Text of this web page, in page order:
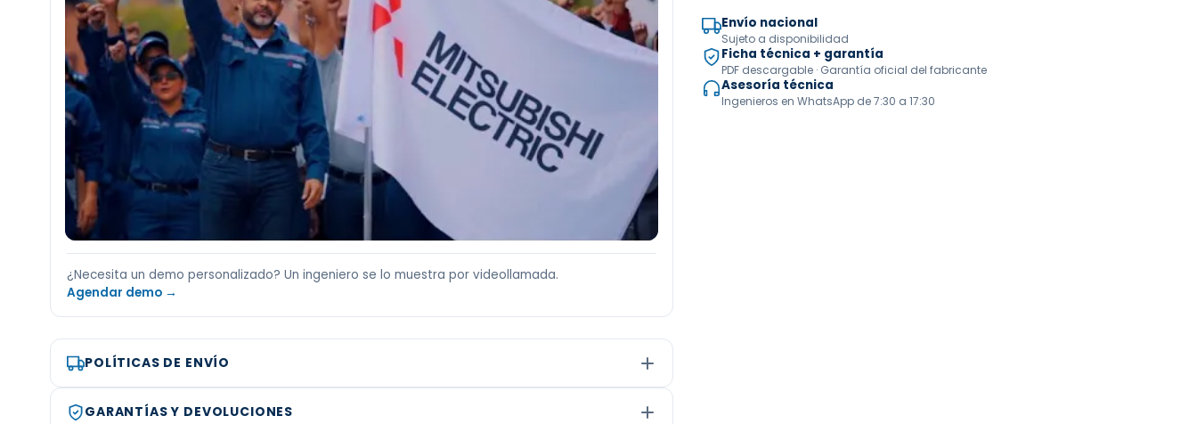
Envío nacional
Sujeto a disponibilidad
Ficha técnica + garantía
PDF descargable · Garantía oficial del fabricante
Asesoría técnica
Ingenieros en WhatsApp de 7:30 a 17:30
¿Necesita un demo personalizado? Un ingeniero se lo muestra por videollamada.
Agendar demo →
POLÍTICAS DE ENVÍO
GARANTÍAS Y DEVOLUCIONES